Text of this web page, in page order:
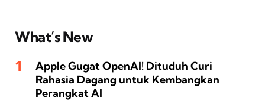
What’s New
Apple Gugat OpenAI! Dituduh Curi
Rahasia Dagang untuk Kembangkan
Perangkat AI